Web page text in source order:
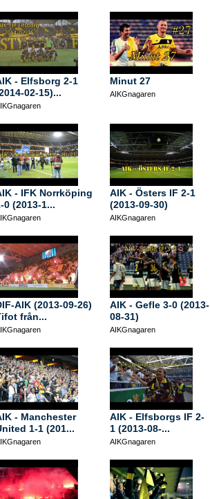
- Elfsborg 2-1
02-15)...
Minut 27
AIKGnagaren
- IFK Norrköping
0 (2013-1...
AIK - Östers IF 2-1
(2013-09-30)
AIKGnagaren
AIK (2013-09-26)
från...
AIK - Gefle 3-0 (2013-
08-31)
AIKGnagaren
- Manchester
1-1 (201...
AIK - Elfsborgs IF 2-
1 (2013-08-...
AIKGnagaren